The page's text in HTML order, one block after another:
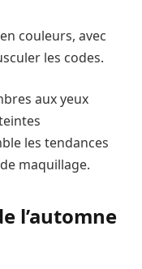
couleurs, avec
les codes.
aux yeux
les tendances
maquillage.
l’automne